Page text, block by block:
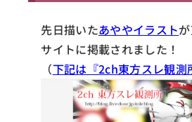
先日描いたあややイラスト
サイトに掲載されました！
（下記は『2ch東方スレ観測